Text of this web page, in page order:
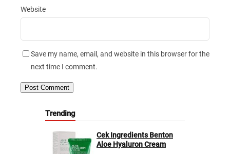
Website
Save my name, email, and website in this browser for the
next time I comment.
Trending
Cek Ingredients Benton
Aloe Hyaluron Cream